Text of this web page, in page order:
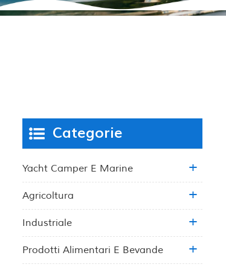
Categorie
Yacht Camper E Marine
Agricoltura
Industriale
Prodotti Alimentari E Bevande